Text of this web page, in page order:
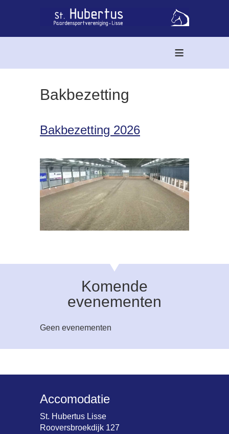
≡
Bakbezetting
Bakbezetting 2026
Komende
evenementen
Geen evenementen
Accomodatie
St. Hubertus Lisse
Rooversbroekdijk 127